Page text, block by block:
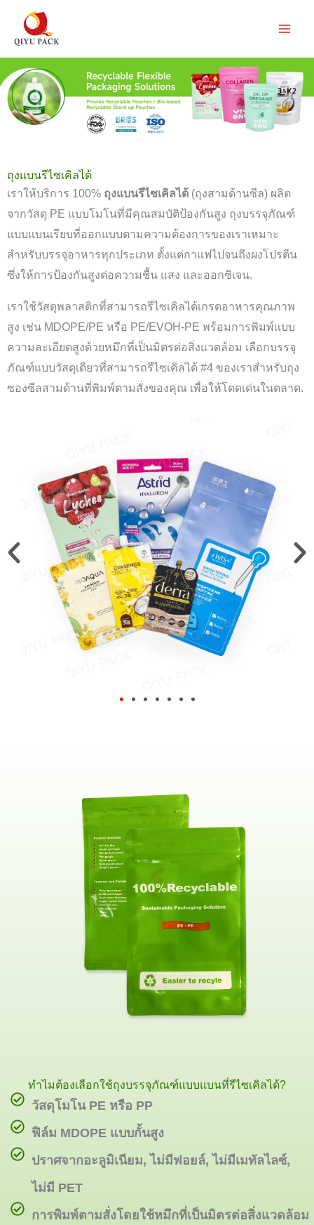
เนื้อหา
ถุงแบนรีไซเคิลได้
เราให้บริการ 100% ถุงแบนรีไซเคิลได้ (ถุงสามด้านซีล) ผลิต
จากวัสดุ PE แบบโมโนที่มีคุณสมบัติป้องกันสูง ถุงบรรจุภัณฑ์
แบบแบนเรียบที่ออกแบบตามความต้องการของเราเหมาะ
สำหรับบรรจุอาหารทุกประเภท ตั้งแต่กาแฟไปจนถึงผงโปรตีน
ซึ่งให้การป้องกันสูงต่อความชื้น แสง และออกซิเจน.
เราใช้วัสดุพลาสติกที่สามารถรีไซเคิลได้เกรดอาหารคุณภาพ
สูง เช่น MDOPE/PE หรือ PE/EVOH-PE พร้อมการพิมพ์แบบ
ความละเอียดสูงด้วยหมึกที่เป็นมิตรต่อสิ่งแวดล้อม เลือกบรรจุ
ภัณฑ์แบบวัสดุเดียวที่สามารถรีไซเคิลได้ #4 ของเราสำหรับถุง
ซองซีลสามด้านที่พิมพ์ตามสั่งของคุณ เพื่อให้โดดเด่นในตลาด.
ทำไมต้องเลือกใช้ถุงบรรจุภัณฑ์แบบแบนที่รีไซเคิลได้?
วัสดุโมโน PE หรือ PP
ฟิล์ม MDOPE แบบกั้นสูง
ปราศจากอะลูมิเนียม, ไม่มีฟอยล์, ไม่มีเมทัลไลซ์,
ไม่มี PET
การพิมพ์ตามสั่งโดยใช้หมึกที่เป็นมิตรต่อสิ่งแวดล้อม